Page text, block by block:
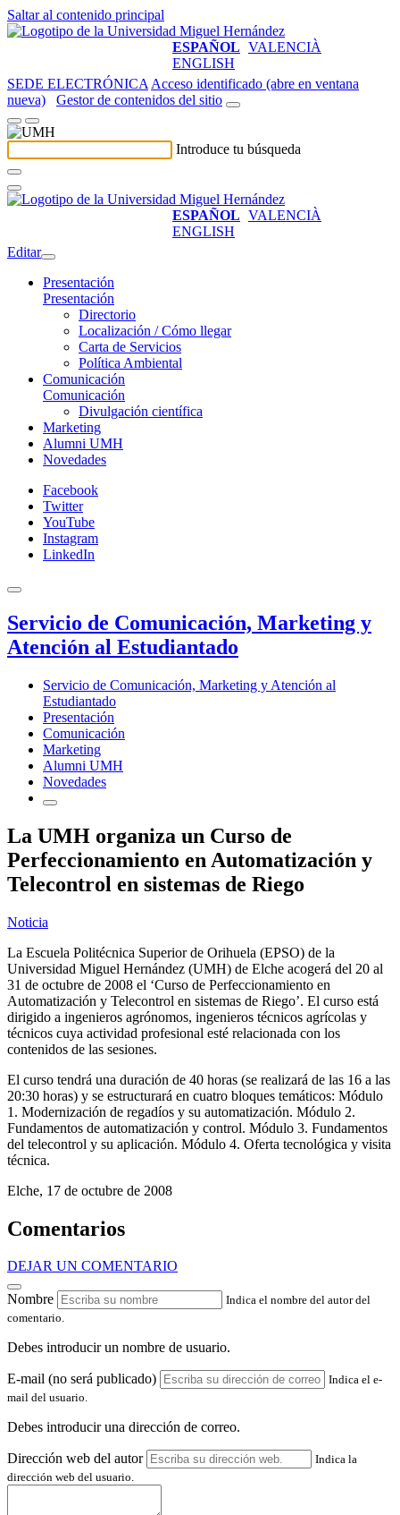
Saltar al contenido principal
ESPAÑOL VALENCIÀ
ENGLISH
SEDE ELECTRÓNICA Acceso identificado (abre en ventana
nueva)
Gestor de contenidos del sitio
Introduce tu búsqueda
ESPAÑOL VALENCIÀ
ENGLISH
Editar
Presentación
Presentación
Directorio
Localización / Cómo llegar
Carta de Servicios
Política Ambiental
Comunicación
Comunicación
Divulgación científica
Marketing
Alumni UMH
Novedades
Facebook
Twitter
YouTube
Instagram
LinkedIn
Servicio de Comunicación, Marketing y
Atención al Estudiantado
Servicio de Comunicación, Marketing y Atención al
Estudiantado
Presentación
Comunicación
Marketing
Alumni UMH
Novedades
La UMH organiza un Curso de
Perfeccionamiento en Automatización y
Telecontrol en sistemas de Riego
Noticia
La Escuela Politécnica Superior de Orihuela (EPSO) de la
Universidad Miguel Hernández (UMH) de Elche acogerá del 20 al
31 de octubre de 2008 el ‘Curso de Perfeccionamiento en
Automatización y Telecontrol en sistemas de Riego’. El curso está
dirigido a ingenieros agrónomos, ingenieros técnicos agrícolas y
técnicos cuya actividad profesional esté relacionada con los
contenidos de las sesiones.
El curso tendrá una duración de 40 horas (se realizará de las 16 a las
20:30 horas) y se estructurará en cuatro bloques temáticos: Módulo
1. Modernización de regadíos y su automatización. Módulo 2.
Fundamentos de automatización y control. Módulo 3. Fundamentos
del telecontrol y su aplicación. Módulo 4. Oferta tecnológica y visita
técnica.
Elche, 17 de octubre de 2008
Comentarios
DEJAR UN COMENTARIO
Nombre
Indica el nombre del autor del
comentario.
Debes introducir un nombre de usuario.
E-mail (no será publicado)
Indica el e-
mail del usuario.
Debes introducir una dirección de correo.
Dirección web del autor
Indica la
dirección web del usuario.